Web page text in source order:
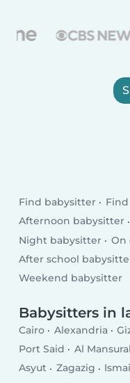
Find babysitter
Afternoon babysitter
Night babysitter
On
After school
Weekend babysitter
Babysitters in
Cairo Alexandria
Port Said
Al
Asyut
Zagazig